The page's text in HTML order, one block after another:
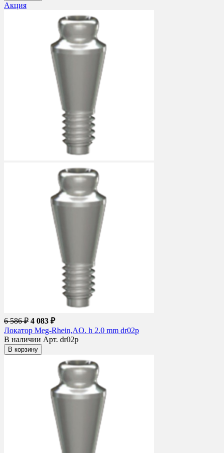
Акция
6 586 ₽ 4 083 ₽
Локатор Meg-Rhein,AO. h 2.0 mm dr02p
В наличии Арт. dr02p
В корзину